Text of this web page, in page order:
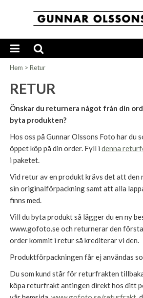
Hem > Retur
RETUR
Önskar du returnera något från din
byta produkten?
Hos oss på Gunnar Olssons Foto har du
öppet köp på din order. Fyll i denna
i paketet.
Vid retur av en produkt krävs det att den
sin originalförpackning samt att alla
finns med.
Vill du byta produkt så lägger du en ny
www.gofoto.se och returnerar den
order kommit i retur så krediterar vi den.
Produktförpackningen får ej användas
Du som kund står för returfrakten
köpa returfrakt antingen direkt hos ditt